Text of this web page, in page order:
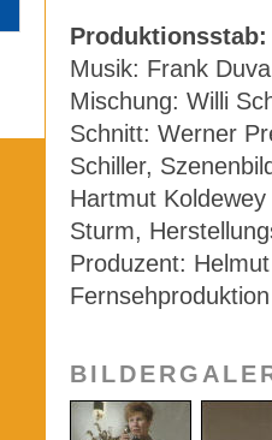
Produktionsstab:
Musik: Frank
Mischung: Willi
Schnitt: Werner
Schiller,
Hartmut
Sturm,
Produzent: